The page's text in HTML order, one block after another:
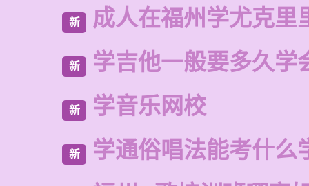
新 成人在福州学尤克里
新 学吉他一般要多久学
新 学音乐网校
新 学通俗唱法能考什么